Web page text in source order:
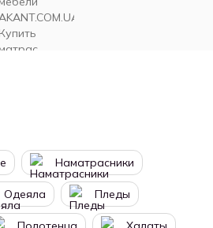
Наматрасники
Одеяла Пледы